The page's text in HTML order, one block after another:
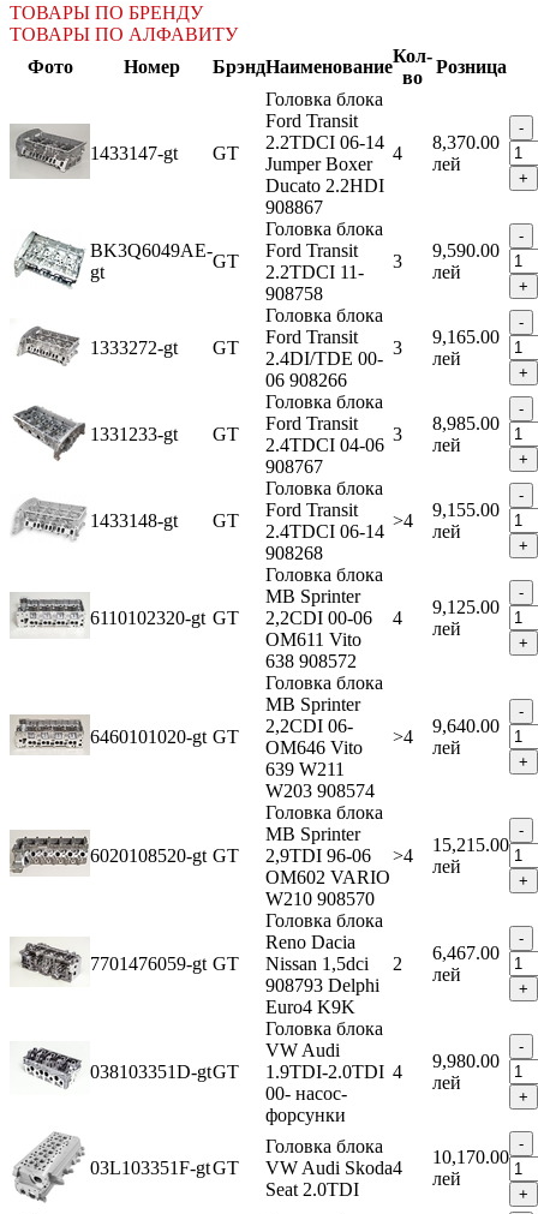
ТОВАРЫ ПО БРЕНДУ
ТОВАРЫ ПО АЛФАВИТУ
Фото
Номер БрэндНаименование
Кол-
во
Розница
1433147-gt GT
Головка блока
Ford Transit
2.2TDCI 06-14
Jumper Boxer
Ducato 2.2HDI
908867
4
8,370.00
лей
BK3Q6049AE-
gt
GT
Головка блока
Ford Transit
2.2TDCI 11-
908758
3
9,590.00
лей
1333272-gt GT
Головка блока
Ford Transit
2.4DI/TDE 00-
06 908266
3
9,165.00
лей
1331233-gt GT
Головка блока
Ford Transit
2.4TDCI 04-06
908767
3
8,985.00
лей
1433148-gt GT
Головка блока
Ford Transit
2.4TDCI 06-14
908268
>4
9,155.00
лей
6110102320-gt GT
Головка блока
MB Sprinter
2,2CDI 00-06
OM611 Vito
638 908572
4
9,125.00
лей
6460101020-gt GT
Головка блока
MB Sprinter
2,2CDI 06-
OM646 Vito
639 W211
W203 908574
>4
9,640.00
лей
6020108520-gt GT
Головка блока
MB Sprinter
2,9TDI 96-06
OM602 VARIO
W210 908570
>4
15,215.00
лей
7701476059-gt GT
Головка блока
Reno Dacia
Nissan 1,5dci
908793 Delphi
Euro4 K9K
2
6,467.00
лей
038103351D-gtGT
Головка блока
VW Audi
1.9TDI-2.0TDI
00- насос-
форсунки
4
9,980.00
лей
03L103351F-gtGT
Головка блока
VW Audi Skoda
Seat 2.0TDI
4
10,170.00
лей